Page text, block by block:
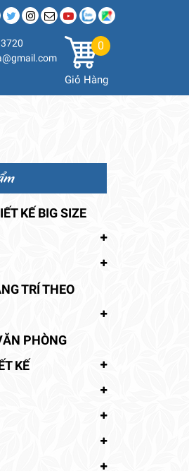
0
Giỏ Hàng
KẾ BIG SIZE
TRÍ THEO
PHÒNG
KẾ